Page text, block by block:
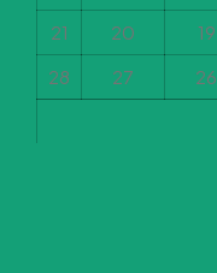
19
20
21
26
27
28